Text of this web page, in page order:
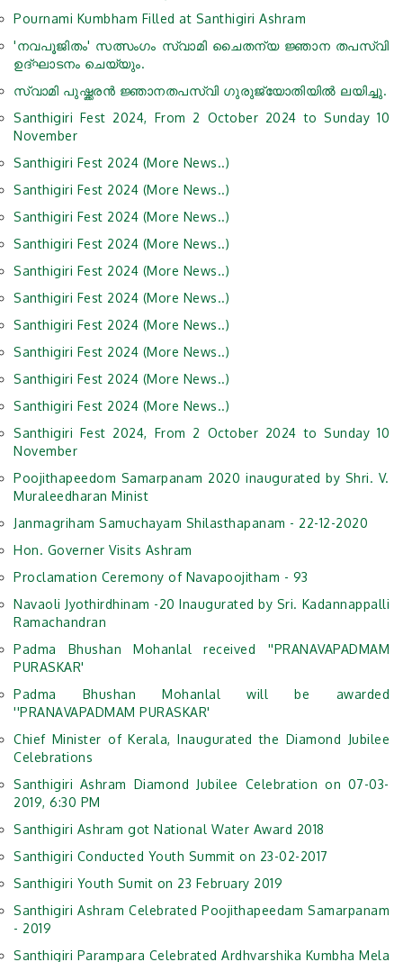
Pournami Kumbham Filled at Santhigiri Ashram
'നവപൂജിതം' സത്സംഗം സ്വാമി ചൈതന്യ ജ്ഞാന തപസ്വി
ഉദ്ഘാടനം ചെയ്യും.
സ്വാമി പുഷ്ക്കരൻ ജ്ഞാനതപസ്വി ഗുരുജ്യോതിയില്‍ ലയിച്ചു.
Santhigiri Fest 2024, From 2 October 2024 to Sunday 10
November
Santhigiri Fest 2024 (More News..)
Santhigiri Fest 2024 (More News..)
Santhigiri Fest 2024 (More News..)
Santhigiri Fest 2024 (More News..)
Santhigiri Fest 2024 (More News..)
Santhigiri Fest 2024 (More News..)
Santhigiri Fest 2024 (More News..)
Santhigiri Fest 2024 (More News..)
Santhigiri Fest 2024 (More News..)
Santhigiri Fest 2024 (More News..)
Santhigiri Fest 2024, From 2 October 2024 to Sunday 10
November
Poojithapeedom Samarpanam 2020 inaugurated by Shri. V.
Muraleedharan Minist
Janmagriham Samuchayam Shilasthapanam - 22-12-2020
Hon. Governer Visits Ashram
Proclamation Ceremony of Navapoojitham - 93
Navaoli Jyothirdhinam -20 Inaugurated by Sri. Kadannappalli
Ramachandran
Padma Bhushan Mohanlal received ''PRANAVAPADMAM
PURASKAR'
Padma Bhushan Mohanlal will be awarded
''PRANAVAPADMAM PURASKAR'
Chief Minister of Kerala, Inaugurated the Diamond Jubilee
Celebrations
Santhigiri Ashram Diamond Jubilee Celebration on 07-03-
2019, 6:30 PM
Santhigiri Ashram got National Water Award 2018
Santhigiri Conducted Youth Summit on 23-02-2017
Santhigiri Youth Sumit on 23 February 2019
Santhigiri Ashram Celebrated Poojithapeedam Samarpanam
- 2019
Santhigiri Parampara Celebrated Ardhvarshika Kumbha Mela